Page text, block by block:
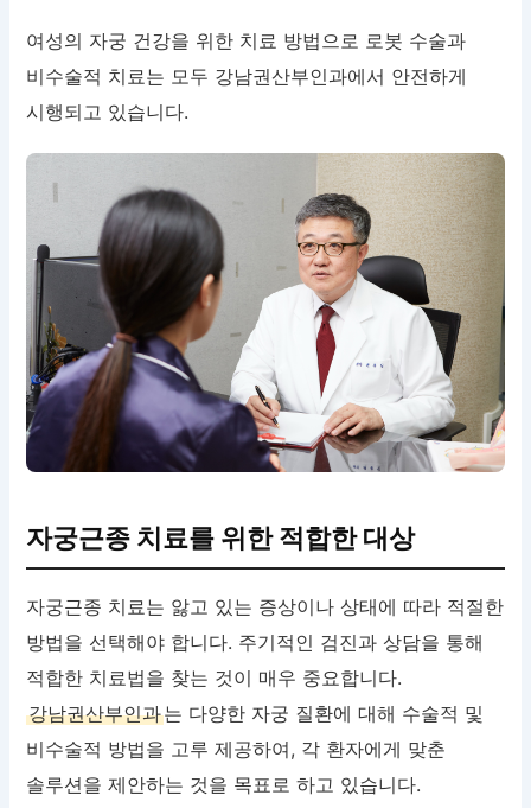
여성의 자궁 건강을 위한 치료 방법으로 로봇 수술과
비수술적 치료는 모두 강남권산부인과에서 안전하게
시행되고 있습니다.
자궁근종 치료를 위한 적합한 대상
자궁근종 치료는 앓고 있는 증상이나 상태에 따라 적절한
방법을 선택해야 합니다. 주기적인 검진과 상담을 통해
적합한 치료법을 찾는 것이 매우 중요합니다.
강남권산부인과는 다양한 자궁 질환에 대해 수술적 및
비수술적 방법을 고루 제공하여, 각 환자에게 맞춘
솔루션을 제안하는 것을 목표로 하고 있습니다.